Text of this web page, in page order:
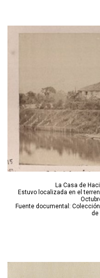
La Casa de
Estuvo localizada en el
Fuente documental:
de